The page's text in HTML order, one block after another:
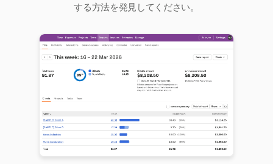
する方法を発見してください。